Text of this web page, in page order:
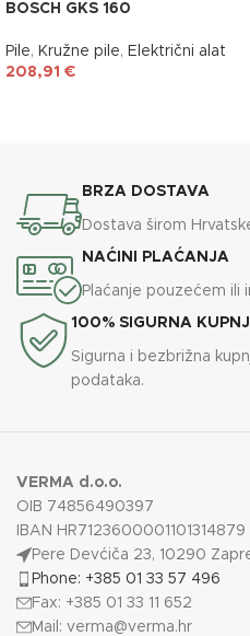
BOSCH GKS 160
Pile, Kružne pile, Električni alat
208,91 €
BRZA DOSTAVA
Dostava širom
NAĆINI PLAĆANJA
Plaćanje pouzećem ili
100% SIGURNA
Sigurna i bezbrižna
podataka.
VERMA d.o.o.
OIB 74856490397
IBAN HR7123600001101314879
Pere Devćiča 23, 10290
Phone: +385 01 33 57 496
Fax: +385 01 33 11 652
Mail: verma@verma.hr